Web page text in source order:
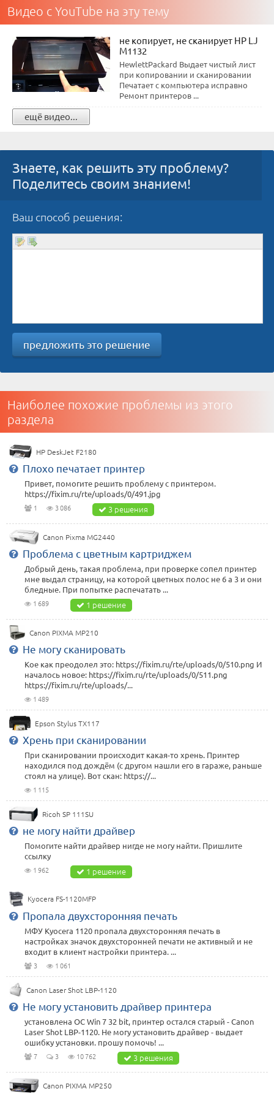
Видео с YouTube на эту тему
не копирует, не сканирует HP LJ
M1132
HewlettPackard Выдает чистый лист
при копировании и сканировании
Печатает с компьютера исправно
Ремонт принтеров ...
ещё видео...
Знаете, как решить эту проблему?
Поделитесь своим знанием!
Ваш способ решения:
предложить это решение
Наиболее похожие проблемы из этого
раздела
HP DeskJet F2180
Плохо печатает принтер
Привет, помогите решить проблему с принтером.
https://fixim.ru/rte/uploads/0/491.jpg
1 3 086 3 решения
Canon Pixma MG2440
Проблема с цветным картриджем
Добрый день, такая проблема, при проверке сопел принтер
мне выдал страницу, на которой цветных полос не 6 а 3 и они
бледные. При попытке распечатать ...
1 689 1 решение
Canon PIXMA MP210
Не могу сканировать
Кое как преодолел это: https://fixim.ru/rte/uploads/0/510.png И
началось новое: https://fixim.ru/rte/uploads/0/511.png
https://fixim.ru/rte/uploads/...
1 489
Epson Stylus TX117
Хрень при сканировании
При сканировании происходит какая-то хрень. Принтер
находился под дождём (с другом нашли его в гараже, раньше
стоял на улице). Вот скан: https://...
1 115
Ricoh SP 111SU
не могу найти драйвер
Помогите найти драйвер нигде не могу найти. Пришлите
ссылку
1 962 1 решение
Kyocera FS-1120MFP
Пропала двухсторонняя печать
МФУ Kyocera 1120 пропала двухсторонняя печать в
настройках значок двухсторонней печати не активный и не
входит в клиент настройки принтера. ...
3 1 061
Canon Laser Shot LBP-1120
Не могу установить драйвер принтера
установлена ОС Win 7 32 bit, принтер остался старый - Canon
Laser Shot LBP-1120. Не могу установить драйвер - выдает
ошибку установки. прошу помочь! ...
7 3 10 762 3 решения
Canon PIXMA MP250